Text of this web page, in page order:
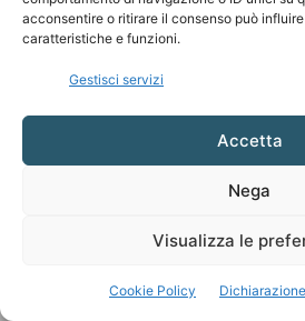
acconsentire o ritirare il consenso può
caratteristiche e funzioni.
Gestisci servizi
Accetta
Nega
Visualizza le
Cookie Policy